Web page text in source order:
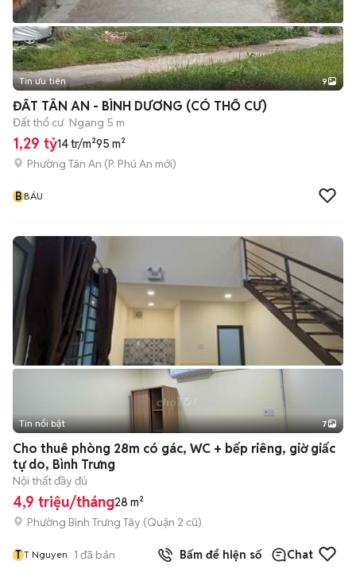
+2
Tin ưu tiên 9
ĐẤT TÂN AN - BÌNH DƯƠNG (CÓ THỔ CƯ)
Đất thổ cư Ngang 5 m
1,29 tỷ14 tr/m²95 m²
Phường Tân An (P. Phú An mới)
BBÁU
+2
Tin nổi bật 7
Cho thuê phòng 28m có gác, WC + bếp riêng, giờ giấc
tự do, Bình Trưng
Nội thất đầy đủ
4,9 triệu/tháng28 m²
Phường Bình Trưng Tây (Quận 2 cũ)
T T Nguyen 1 đã bán Bấm để hiện số Chat